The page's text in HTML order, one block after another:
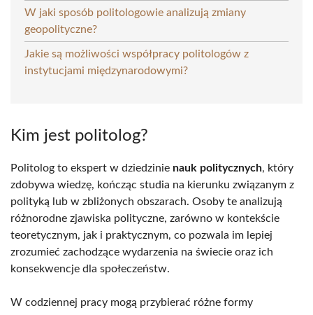
W jaki sposób politologowie analizują zmiany
geopolityczne?
Jakie są możliwości współpracy politologów z
instytucjami międzynarodowymi?
Kim jest politolog?
Politolog to ekspert w dziedzinie nauk politycznych, który
zdobywa wiedzę, kończąc studia na kierunku związanym z
polityką lub w zbliżonych obszarach. Osoby te analizują
różnorodne zjawiska polityczne, zarówno w kontekście
teoretycznym, jak i praktycznym, co pozwala im lepiej
zrozumieć zachodzące wydarzenia na świecie oraz ich
konsekwencje dla społeczeństw.
W codziennej pracy mogą przybierać różne formy